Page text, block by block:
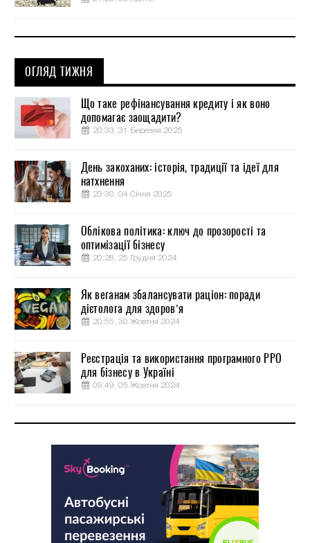
ОГЛЯД ТИЖНЯ
Що таке рефінансування кредиту і як воно
допомагає заощадити?
20:33, 31 Березня 2025
День закоханих: історія, традиції та ідеї для
натхнення
23:30, 04 Січня 2025
Облікова політика: ключ до прозорості та
оптимізації бізнесу
20:28, 25 Грудня 2024
Як веганам збалансувати раціон: поради
дієтолога для здоров’я
20:55, 30 Жовтня 2024
Реєстрація та використання програмного РРО
для бізнесу в Україні
09:49, 05 Жовтня 2024